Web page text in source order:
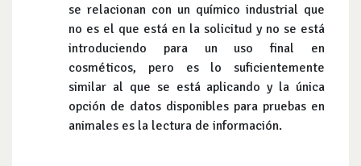
se relacionan con un químico industrial que
no es el que está en la solicitud y no se está
introduciendo para un uso final en
cosméticos, pero es lo suficientemente
similar al que se está aplicando y la única
opción de datos disponibles para pruebas en
animales es la lectura de información.